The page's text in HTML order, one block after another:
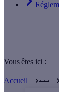
Vous êtes ici :
Accueil . . .